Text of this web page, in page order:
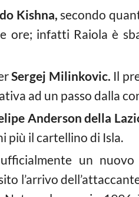
Kishna,secondo
ore; infatti Raiola è
Sergej Milinkovic. Il
ad un passo dalla
Anderson della
più il cartellino di Isla.
un
l’arrivo